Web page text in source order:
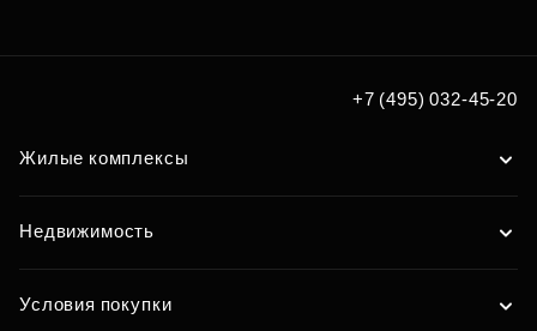
+7 (495) 032-45-20
Жилые комплексы
Недвижимость
Условия покупки